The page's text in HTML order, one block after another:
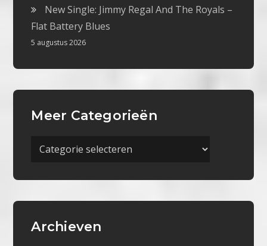
New Single: Jimmy Regal And The Royals –
Flat Battery Blues
5 augustus 2026
Meer Categorieën
Meer
Archieven